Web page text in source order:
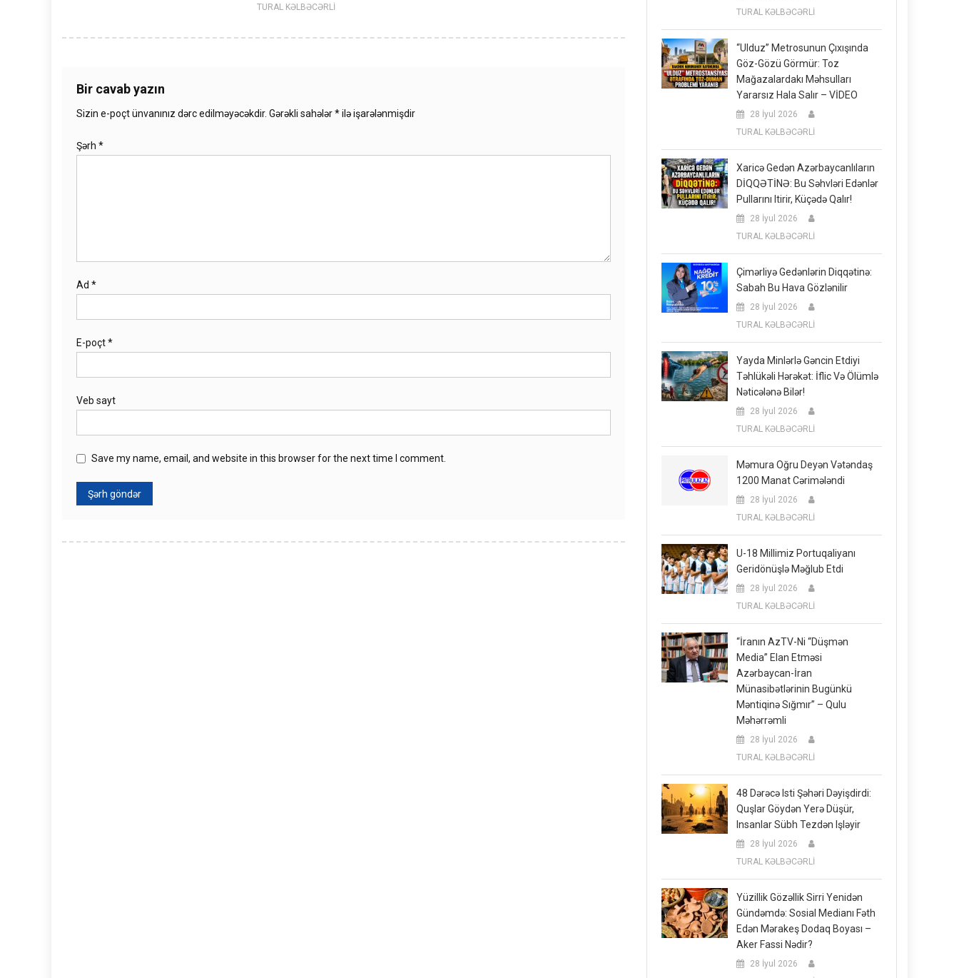
TURAL KƏLBƏCƏRLİ
Bir cavab yazın
Sizin e-poçt ünvanınız dərc edilməyəcəkdir. Gərəkli sahələr*ilə işarələnmişdir
Şərh *
Ad *
E-poçt*
Veb sayt
Save my name, email, and website in this browser for the next time I comment.
TURAL KƏLBƏCƏRLİ
“Ulduz” Metrosunun Çıxışında
Göz-Gözü Görmür: Toz
Mağazalardakı Məhsulları
Yararsız Hala Salır – VİDEO
28 İyul 2026
TURAL KƏLBƏCƏRLİ
Xaricə Gedən Azərbaycanlıların
DİQQƏTİNƏ: Bu Səhvləri Edənlər
Pullarını Itirir, Küçədə Qalır!
28 İyul 2026
TURAL KƏLBƏCƏRLİ
Çimərliyə Gedənlərin Diqqətinə:
Sabah Bu Hava Gözlənilir
28 İyul 2026
TURAL KƏLBƏCƏRLİ
Yayda Minlərlə Gəncin Etdiyi
Təhlükəli Hərəkət: İflic Və Ölümlə
Nəticələnə Bilər!
28 İyul 2026
TURAL KƏLBƏCƏRLİ
Məmura Oğru Deyən Vətəndaş
1200 Manat Cərimələndi
28 İyul 2026
TURAL KƏLBƏCƏRLİ
U-18 Millimiz Portuqaliyanı
Geridönüşlə Məğlub Etdi
28 İyul 2026
TURAL KƏLBƏCƏRLİ
“İranın AzTV-Ni “düşmən
Media” Elan Etməsi
Azərbaycan-İran
Münasibətlərinin Bugünkü
Məntiqinə Sığmır” – Qulu
Məhərrəmli
28 İyul 2026
TURAL KƏLBƏCƏRLİ
48 Dərəcə Isti Şəhəri Dəyişdirdi:
Quşlar Göydən Yerə Düşür,
Insanlar Sübh Tezdən Işləyir
28 İyul 2026
TURAL KƏLBƏCƏRLİ
Yüzillik Gözəllik Sirri Yenidən
Gündəmdə: Sosial Medianı Fəth
Edən Mərakeş Dodaq Boyası –
Aker Fassi Nədir?
28 İyul 2026